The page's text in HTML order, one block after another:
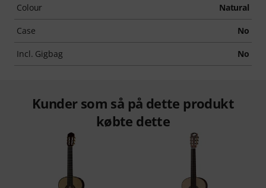
Colour Natural
Case No
Incl. Gigbag No
Kunder som så på dette produkt
købte dette